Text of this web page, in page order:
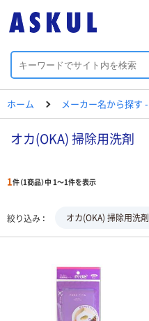
ホーム メーカー名から探す -
オカ(OKA) 掃除用洗剤
1件（1商品）中 1～1件を表示
絞り込み オカ(OKA) 掃除用洗剤